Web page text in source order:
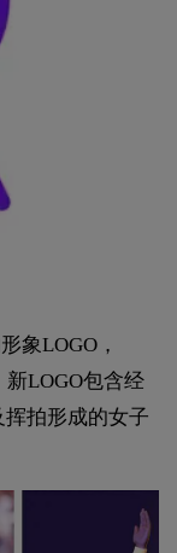
象LOGO，
LOGO包含经
拍形成的女子